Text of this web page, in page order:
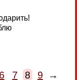
6 7 8 9 →